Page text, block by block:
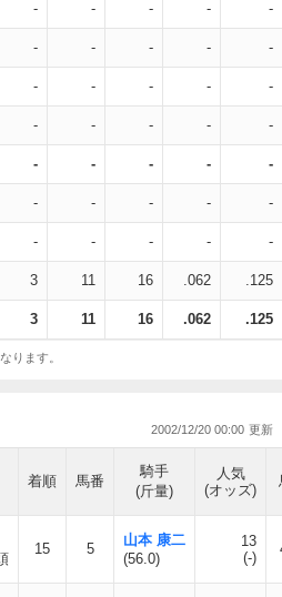
- - - - -
- - - - -
- - - - -
- - - - -
- - - - -
- - - - -
- - - - -
3 11 16 .062 .125
3 11 16 .062 .125
ります。
2002/12/20 00:00
着順 馬番
騎手
(斤量)
人気
(オッズ)
15 5
山本 康二
(56.0)
13
(-)